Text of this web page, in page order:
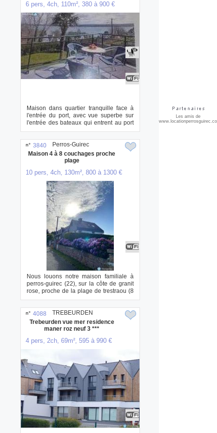
6 pers, 4ch, 110m², 380 à 900 €
Maison dans quartier tranquille face à
l'entrée du port, avec vue superbe sur
l'entrée des bateaux qui entrent au port
d...
n° 3840
Maison 4 à 8 couchages proche
plage
10 pers, 4ch, 130m², 800 à 1300 €
Nous louons notre maison familiale à
perros-guirec (22), sur la côte de granit
rose, proche de la plage de trestraou (8
...
Perros-Guirec
n° 4088
Trebeurden vue mer residence
maner roz neuf 3 ***
4 pers, 2ch, 69m², 595 à 990 €
TREBEURDEN
Les amis de